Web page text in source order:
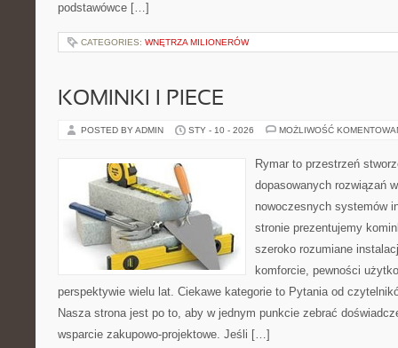
podstawówce […]
CATEGORIES: WNĘTRZA MILIONERÓW
KOMINKI I PIECE
POSTED BY ADMIN STY - 10 - 2026 MOŻLIWOŚĆ
Rymar to przestrzeń
dopasowanych rozwiązań
nowoczesnych systemów
stronie prezentujemy
szeroko rozumiane
komforcie, pewności
perspektywie wielu lat. Ciekawe kategorie to Pytania od
Nasza strona jest po to, aby w jednym punkcie zebrać
wsparcie zakupowo-projektowe. Jeśli […]